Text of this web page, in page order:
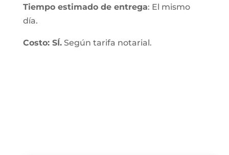
Tiempo estimado de entrega: El mismo
día.
Costo: SÍ.Según tarifa notarial.